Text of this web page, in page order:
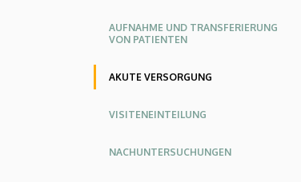
Angol
Német
AUFNAHME UND TRANSFERIERUNG
VON PATIENTEN
AKUTE VERSORGUNG
VISITENEINTEILUNG
NACHUNTERSUCHUNGEN